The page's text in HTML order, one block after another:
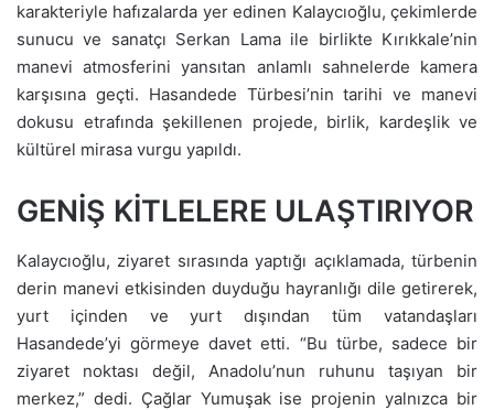
karakteriyle hafızalarda yer edinen Kalaycıoğlu, çekimlerde
sunucu ve sanatçı Serkan Lama ile birlikte Kırıkkale’nin
manevi atmosferini yansıtan anlamlı sahnelerde kamera
karşısına geçti. Hasandede Türbesi’nin tarihi ve manevi
dokusu etrafında şekillenen projede, birlik, kardeşlik ve
kültürel mirasa vurgu yapıldı.
GENİŞ KİTLELERE ULAŞTIRIYOR
Kalaycıoğlu, ziyaret sırasında yaptığı açıklamada, türbenin
derin manevi etkisinden duyduğu hayranlığı dile getirerek,
yurt içinden ve yurt dışından tüm vatandaşları
Hasandede’yi görmeye davet etti. “Bu türbe, sadece bir
ziyaret noktası değil, Anadolu’nun ruhunu taşıyan bir
merkez,” dedi. Çağlar Yumuşak ise projenin yalnızca bir